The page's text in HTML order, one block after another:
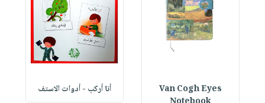
Van Cogh Eyes
أنا أركب - أدوات الاستف